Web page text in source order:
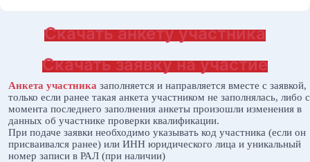
Скачать анкету участника
Скачать заявку на участие
Анкета участника заполняется и направляется вместе с заявкой,
только если ранее такая анкета участником не заполнялась, либо с
момента последнего заполнения анкеты произошли изменения в
данных об участнике проверки квалификации.
При подаче заявки необходимо указывать код участника (если он
присваивался ранее) или ИНН юридического лица и уникальный
номер записи в РАЛ (при наличии)